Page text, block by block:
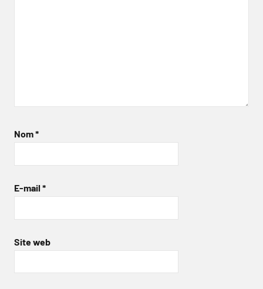
Nom*
E-mail *
Site web